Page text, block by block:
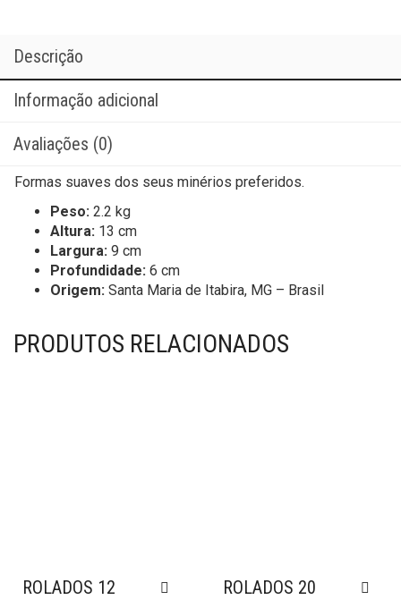
Descrição
Informação adicional
Avaliações (0)
Formas suaves dos seus minérios preferidos.
Peso: 2.2 kg
Altura: 13 cm
Largura: 9 cm
Profundidade: 6 cm
Origem: Santa Maria de Itabira, MG – Brasil
PRODUTOS RELACIONADOS
ROLADOS 12 ROLADOS 20